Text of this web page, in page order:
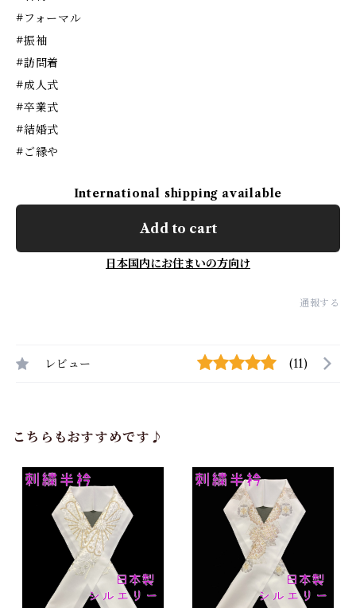
#フォーマル
#振袖
#訪問着
#成人式
#卒業式
#結婚式
#ご縁や
International shipping available
Add to cart
日本国内にお住まいの方向け
通報する
レビュー (11)
こちらもおすすめです♪